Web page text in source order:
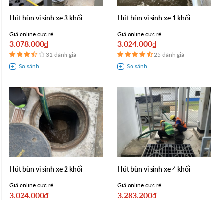
Hút bùn vi sinh xe 3 khối
Giá online cực rẻ
3.078.000₫
31 đánh giá
Hút bùn vi sinh xe 1 khối
Giá online cực rẻ
3.024.000₫
25 đánh giá
Hút bùn vi sinh xe 2 khối
Giá online cực rẻ
3.024.000₫
Hút bùn vi sinh xe 4 khối
Giá online cực rẻ
3.283.200₫